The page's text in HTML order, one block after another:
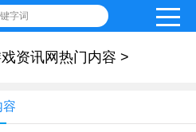
字词
资讯网热门内容 >
容